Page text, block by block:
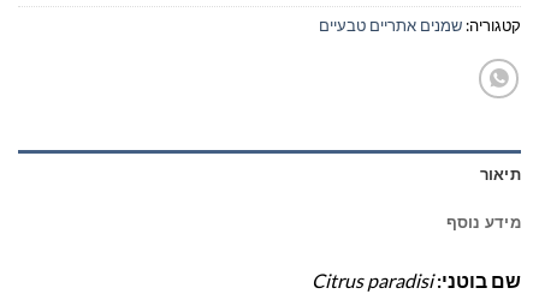
קטגוריה: שמנים אתריים טבעיים
תיאור
מידע נוסף
שם בוטני: Citrus paradisi